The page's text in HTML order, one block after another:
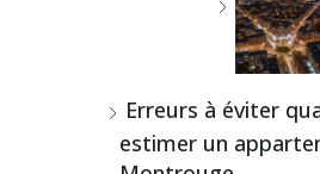
Erreurs à éviter
estimer un